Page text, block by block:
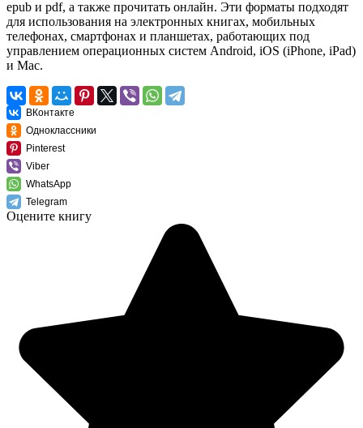
epub и pdf, а также прочитать онлайн. Эти форматы подходят
для использования на электронных книгах, мобильных
телефонах, смартфонах и планшетах, работающих под
управлением операционных систем Android, iOS (iPhone, iPad)
и Mac.
ВКонтакте
Одноклассники
Pinterest
Viber
WhatsApp
Telegram
Оцените книгу